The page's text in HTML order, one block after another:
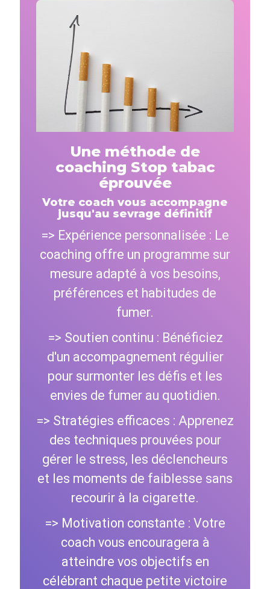
Une méthode de
coaching Stop tabac
éprouvée
Votre coach vous accompagne
jusqu'au sevrage définitif
=> Expérience personnalisée : Le
coaching offre un programme sur
mesure adapté à vos besoins,
préférences et habitudes de
fumer.
=> Soutien continu : Bénéficiez
d'un accompagnement régulier
pour surmonter les défis et les
envies de fumer au quotidien.
=> Stratégies efficaces : Apprenez
des techniques prouvées pour
gérer le stress, les déclencheurs
et les moments de faiblesse sans
recourir à la cigarette.
=> Motivation constante : Votre
coach vous encouragera à
atteindre vos objectifs en
célébrant chaque petite victoire